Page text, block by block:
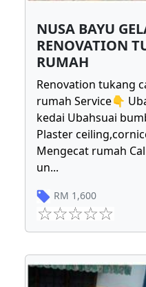
NUSA BAYU
RENOVATION
RUMAH
Renovation tukang
rumah Service👇
kedai Ubahsuai
Plaster
Mengecat rumah
un...
RM 1,600